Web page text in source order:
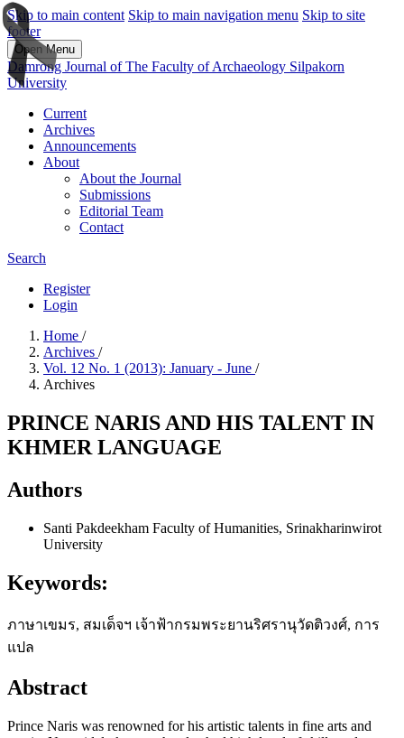
Skip to main content Skip to main navigation menu Skip to site
footer
Open Menu
Damrong Journal of The Faculty of Archaeology Silpakorn
University
Current
Archives
Announcements
About
About the Journal
Submissions
Editorial Team
Contact
Search
Register
Login
Home /
Archives /
Vol. 12 No. 1 (2013): January - June /
Archives
PRINCE NARIS AND HIS TALENT IN
KHMER LANGUAGE
Authors
Santi Pakdeekham Faculty of Humanities, Srinakharinwirot
University
Keywords:
ภาษาเขมร, สมเด็จฯ เจ้าฟ้ากรมพระยานริศรานุวัดติวงศ์, การ
แปล
Abstract
Prince Naris was renowned for his artistic talents in fine arts and